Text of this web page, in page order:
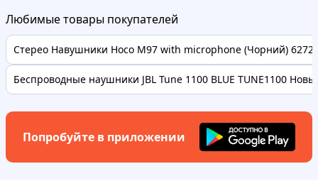
Любимые товары покупателей
Стерео Навушники Hoco M97 with microphone (Чорний)
Беспроводные наушники JBL Tune 1100 BLUE TUNE1100
Попробуйте в приложении